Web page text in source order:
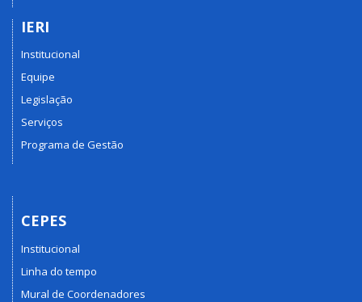
IERI
Institucional
Equipe
Legislação
Serviços
Programa de Gestão
CEPES
Institucional
Linha do tempo
Mural de Coordenadores